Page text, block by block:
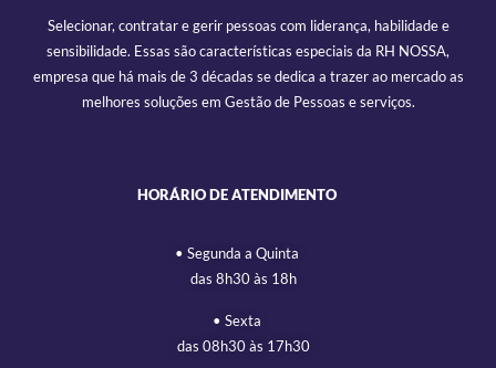
Selecionar, contratar e gerir pessoas com liderança, habilidade e
sensibilidade. Essas são características especiais da RH NOSSA,
empresa que há mais de 3 décadas se dedica a trazer ao mercado as
melhores soluções em Gestão de Pessoas e serviços.
HORÁRIO DE ATENDIMENTO
• Segunda a Quinta
das 8h30 às 18h
• Sexta
das 08h30 às 17h30